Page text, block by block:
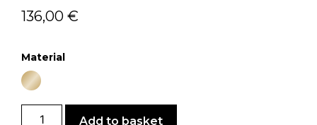
136,00 €
Material
Add to basket